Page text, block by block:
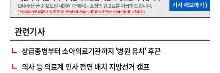
관련기사
상급종병부터 소아의료기관까지 '병원 유치' 후끈
의사 등 의료계 인사 전면 배치 지방선거 캠프